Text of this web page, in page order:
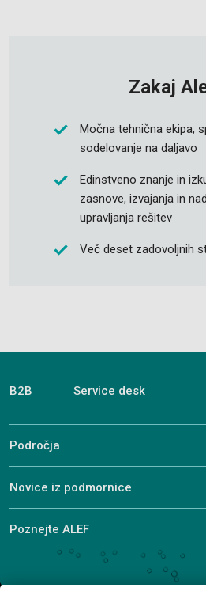
Zakaj
Močna tehnična ekipa,
sodelovanje na daljavo
Edinstveno znanje in
zasnove, izvajanja in
upravljanja rešitev
Več deset zadovoljnih
B2B Service desk
Področja
Novice iz podmornice
Poznejte ALEF